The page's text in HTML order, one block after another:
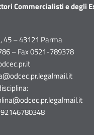
Commercialisti e degli
45 – 43121 Parma
– Fax 0521-789378